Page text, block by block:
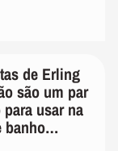
de Erling
são um par
usar na
banho